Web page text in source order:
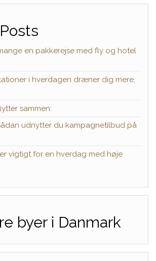
en pakkerejse med fly og hotel
i hverdagen dræner dig mere,
sammen:
udnytter du kampagnetilbud på
vigtigt for en hverdag med høje
byer i Danmark